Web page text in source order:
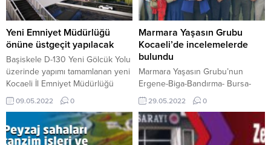
bir onur ve mutluluk duyduğum
Kocaeli Barosu her zaman her
şartta hukukun üstünlüğü,
demokrasi ve...
desteğiyle köy okulu bahçesinde
düzenlenen etkinlikte başta
çocuklar olmak üzere vatandaşlar
doyasıya eğlendi. KÖYDE
BAYRAM COŞKUSUKocaeli’nde
bayram coşkusunu köylere
taşıyan Kocaeli Büyükşehir...
Yeni Emniyet Müdürlüğü
önüne üstgeçit yapılacak
Başiskele D-130 Yeni Gölcük Yolu
üzerinde yapımı tamamlanan yeni
Kocaeli İl Emniyet Müdürlüğü
hizmet binasına ulaşımı
sağlayacak yaya üst geçidi ve
toplu taşıma araçlarının durup
kalkabileceği durak cebi yapılması
09.05.2022 0
Marmara Yaşasın Grubu
Kocaeli’de incelemelerde
bulundu
Marmara Yaşasın Grubu’nun
Ergene-Biga-Bandırma- Bursa-
Yalova- Kocaeli- İstanbul hattında
sürdürdüğü ziyaretlerin bugün ki
noktası Kocaeli’ydi. Tütünçiftlik
Sahili Koruma ve Güzelleştirme
29.05.2022 0